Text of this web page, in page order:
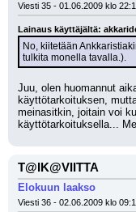
Viesti 35 - 01.06.2009 klo
Lainaus käyttäjältä:
No, kiitetään
tulkita monella tavalla.).
Juu, olen huomannut
käyttötarkoituksen,
meinasitkin, joitain voi
käyttötarkoituksella...
T@IK@VIITTA
Elokuun laakso
Viesti 36 - 02.06.2009 klo